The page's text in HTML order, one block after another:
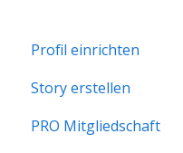
Profil einrichten
Story erstellen
PRO Mitgliedschaft